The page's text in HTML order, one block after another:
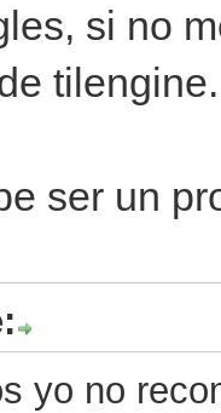
si no
tilengine.
ser un
yo no